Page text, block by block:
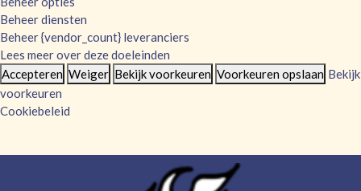
Beheer diensten
Beheer {vendor_count} leveranciers
Lees meer over deze doeleinden
Accepteren Weiger Bekijk voorkeuren Voorkeuren opslaan Bekijk
voorkeuren
Cookiebeleid